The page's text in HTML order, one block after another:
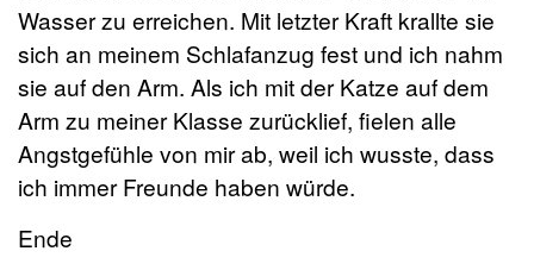
Wasser zu erreichen. Mit letzter Kraft krallte sie
sich an meinem Schlafanzug fest und ich nahm
sie auf den Arm. Als ich mit der Katze auf dem
Arm zu meiner Klasse zurücklief, fielen alle
Angstgefühle von mir ab, weil ich wusste, dass
ich immer Freunde haben würde.
Ende